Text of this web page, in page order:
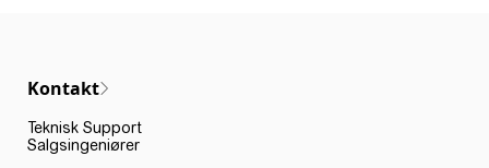
Kontakt
Teknisk Support
Salgsingeniører